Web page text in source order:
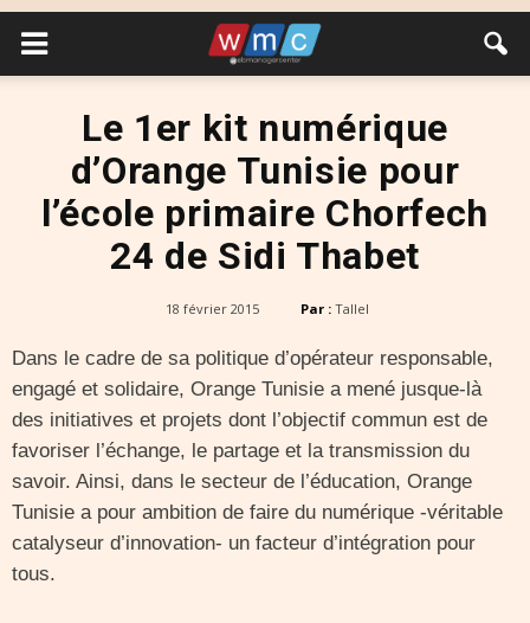
Le 1er kit numérique
d’Orange Tunisie pour
l’école primaire Chorfech
24 de Sidi Thabet
18 février 2015 Par : Tallel
Dans le cadre de sa politique d’opérateur responsable,
engagé et solidaire, Orange Tunisie a mené jusque-là
des initiatives et projets dont l’objectif commun est de
favoriser l’échange, le partage et la transmission du
savoir. Ainsi, dans le secteur de l’éducation, Orange
Tunisie a pour ambition de faire du numérique -véritable
catalyseur d’innovation- un facteur d’intégration pour
tous.